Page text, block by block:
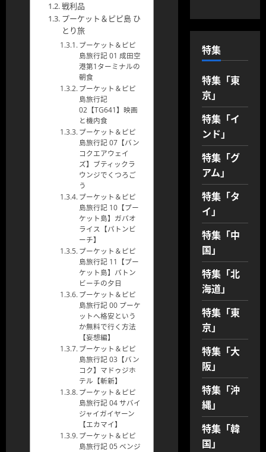
戦利品
プーケット＆ピピ島 ひ
とり旅
プーケット＆ピピ
島旅行記 01 成田空
港第1ターミナルの
朝食
プーケット＆ピピ
島旅行記
02【TG641】映画
と機内食
プーケット＆ピピ
島旅行記 07【バン
コクエアウェイ
ズ】ブティックラ
ウンジでくつろご
う
プーケット＆ピピ
島旅行記 10【プー
ケット島】ガパオ
ライス【パトンビ
ーチ】
プーケット＆ピピ
島旅行記 11【プー
ケット島】パトン
ビーチの夕日
プーケット＆ピピ
島旅行記 00 プーケ
ットへ格安という
か無料で行く方法
【妄想編】
プーケット＆ピピ
島旅行記 03【バン
コク】マドゥジホ
テル【斬新】
プーケット＆ピピ
島旅行記 04 サバイ
ジャイガイヤーン
【エカマイ】
プーケット＆ピピ
島旅行記 05 ベンジ
特集
特集「東
京」
特集「イ
ンド」
特集「グ
アム」
特集「タ
イ」
特集「中
国」
特集「北
海道」
特集「東
京」
特集「大
阪」
特集「沖
縄」
特集「韓
国」